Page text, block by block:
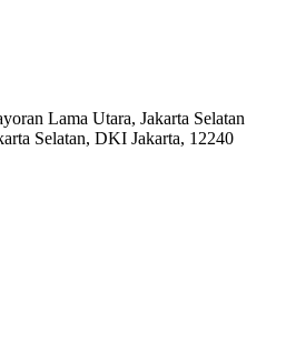
Lama Utara, Jakarta Selatan
Selatan, DKI Jakarta, 12240